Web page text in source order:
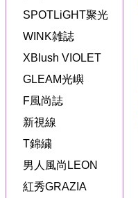
SPOTLiGHT聚光
WINK雑誌
XBlush VIOLET
GLEAM光嶼
F風尚誌
新視線
T錦繍
男人風尚LEON
紅秀GRAZIA